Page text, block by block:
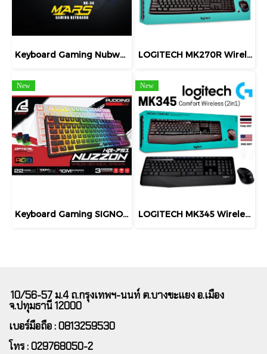
Keyboard Gaming Nubwo NK-36 LOGITECH MK270R Wireless Combo Mouse + Keyboard (คีย์ไทย-อังกฤษ) เชื่อมต่อไร้สายระยะไกล สินค้า มีประกัน
New
Keyboard Gaming SIGNO E-Sport NUZZON KB-751 Wireless Mechanical การเชื่อมต่อ 3 โหมด รองรับสาย USB-C, ไร้สาย 2.4GHz และ Bluetooth 5.0
New
LOGITECH MK345 Wireless Combo KEYBOARD & MOUSE (คีย์ไทย-อังกฤษ) คีย์บอร์ดและเมาส์ไร้สาย ประกัน 1 ปี
10/56-57 ม.4 ถ.กรุงเทพฯ-นนท์ ต.บางขะแยง อ.เมือง
จ.ปทุมธานี 12000
เบอร์มือถือ : 0813259530
โทร : 029768050-2